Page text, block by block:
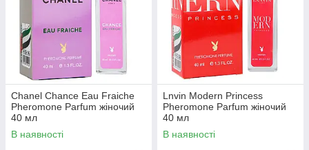
Chanel Chance Eau Fraiche
Pheromone Parfum жіночий
40 мл
В наявності
Lnvin Modern Princess
Pheromone Parfum жіночий
40 мл
В наявності